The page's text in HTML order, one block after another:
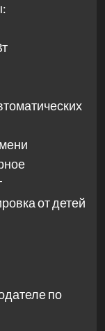
от детей
по